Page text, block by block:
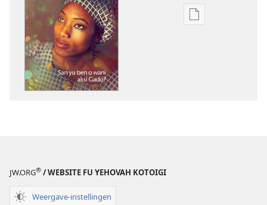
Download
JW.ORG® / WEBSITE FU YEHOVAH KOTOIGI
Weergave-instellingen